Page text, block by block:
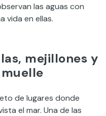
las aguas con
vida en ellas.
mejillones y
de lugares donde
el mar. Una de las